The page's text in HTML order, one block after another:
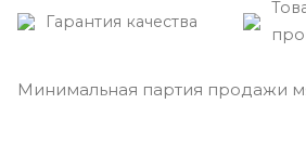
Гарантия качества
Минимальная партия продажи